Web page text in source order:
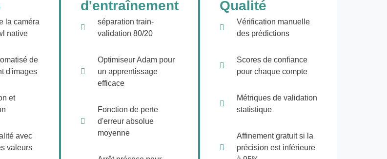
la caméra
native
de
d'images
et
avec
valeurs
d'entraînement
séparation train-
validation 80/20
Optimiseur Adam pour
un apprentissage
efficace
Fonction de perte
d'erreur absolue
moyenne
Qualité
Vérification manuelle
des prédictions
Scores de confiance
pour chaque compte
Métriques de validation
statistique
Affinement gratuit si la
précision est inférieure